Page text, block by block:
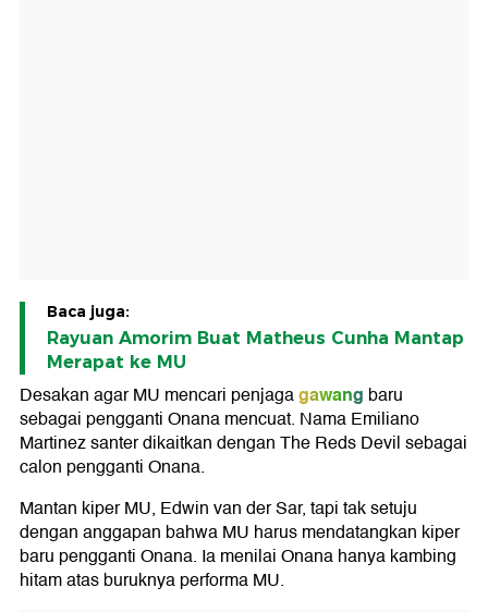
Baca juga:
Rayuan Amorim Buat Matheus Cunha Mantap
Merapat ke MU
Desakan agar MU mencari penjagagawang baru
sebagai pengganti Onana mencuat. Nama Emiliano
Martinez santer dikaitkan dengan The Reds Devil sebagai
calon pengganti Onana.
Mantan kiper MU, Edwin van der Sar, tapi tak setuju
dengan anggapan bahwa MU harus mendatangkan kiper
baru pengganti Onana. Ia menilai Onana hanya kambing
hitam atas buruknya performa MU.